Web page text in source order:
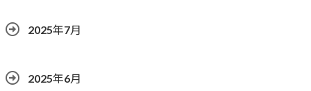
2025年7月
2025年6月